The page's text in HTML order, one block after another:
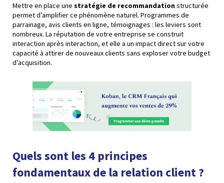
Mettre en place une stratégie de recommandationstructurée
permet d’amplifier ce phénomène naturel. Programmes de
parrainage, avis clients en ligne, témoignages : les leviers sont
nombreux. La réputation de votre entreprise se construit
interaction après interaction, et elle a un impact direct sur votre
capacité à attirer de nouveaux clients sans exploser votre budget
d’acquisition.
Quels sont les 4 principes
fondamentaux de la relation client ?